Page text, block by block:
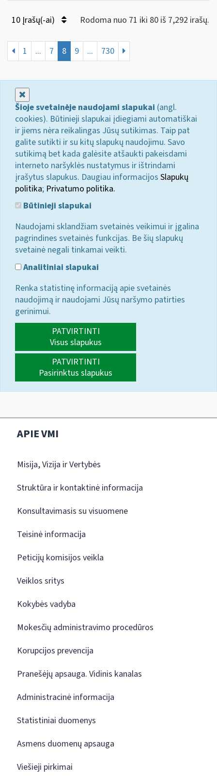
10 Įrašų(-ai) Rodoma nuo 71 iki 80 iš 7,292 irašų.
1 ... 7 8 9 ... 730
Šioje svetainėje naudojami slapukai (angl.
cookies). Būtinieji slapukai įdiegiami automatiškai
ir jiems nėra reikalingas Jūsų sutikimas. Taip pat
galite sutikti ir su kitų slapukų naudojimu. Savo
sutikimą bet kada galėsite atšaukti pakeisdami
interneto naršyklės nustatymus ir ištrindami
įrašytus slapukus. Daugiau informacijos Slapukų
politika; Privatumo politika.
Būtinieji slapukai
Naudojami sklandžiam svetainės veikimui ir įgalina
pagrindines svetainės funkcijas. Be šių slapukų
svetainė negali tinkamai veikti.
Analitiniai slapukai
Renka statistinę informaciją apie svetainės
naudojimą ir naudojami Jūsų naršymo patirties
gerinimui.
PATVIRTINTI
Visus slapukus
PATVIRTINTI
Pasirinktus slapukus
APIE VMI
Misija, Vizija ir Vertybės
Struktūra ir kontaktinė informacija
Konsultavimasis su visuomene
Teisinė informacija
Peticijų komisijos veikla
Veiklos sritys
Kokybės vadyba
Mokesčių administravimo procedūros
Korupcijos prevencija
Pranešėjų apsauga. Vidinis kanalas
Administracinė informacija
Statistiniai duomenys
Asmens duomenų apsauga
Viešieji pirkimai